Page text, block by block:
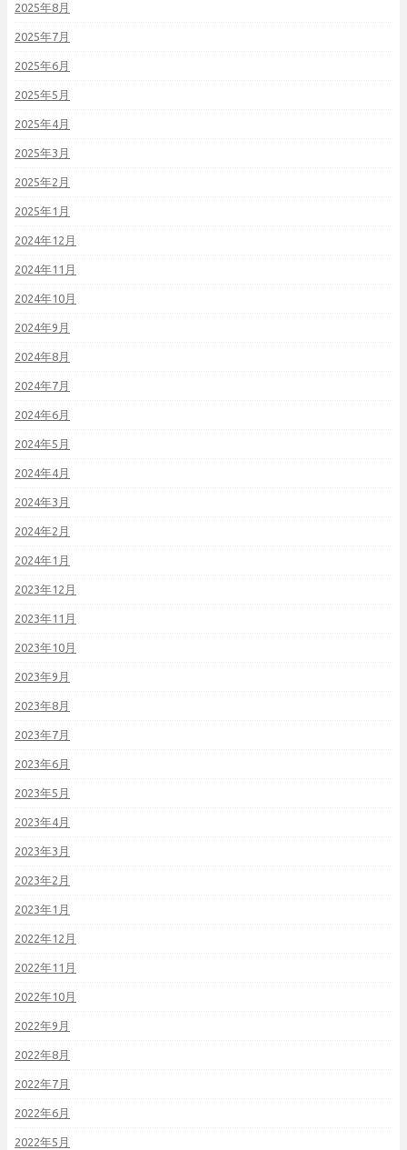
2025年8月
2025年7月
2025年6月
2025年5月
2025年4月
2025年3月
2025年2月
2025年1月
2024年12月
2024年11月
2024年10月
2024年9月
2024年8月
2024年7月
2024年6月
2024年5月
2024年4月
2024年3月
2024年2月
2024年1月
2023年12月
2023年11月
2023年10月
2023年9月
2023年8月
2023年7月
2023年6月
2023年5月
2023年4月
2023年3月
2023年2月
2023年1月
2022年12月
2022年11月
2022年10月
2022年9月
2022年8月
2022年7月
2022年6月
2022年5月